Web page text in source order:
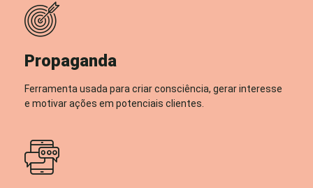
Propaganda
Ferramenta usada para criar consciência, gerar interesse
e motivar ações em potenciais clientes.